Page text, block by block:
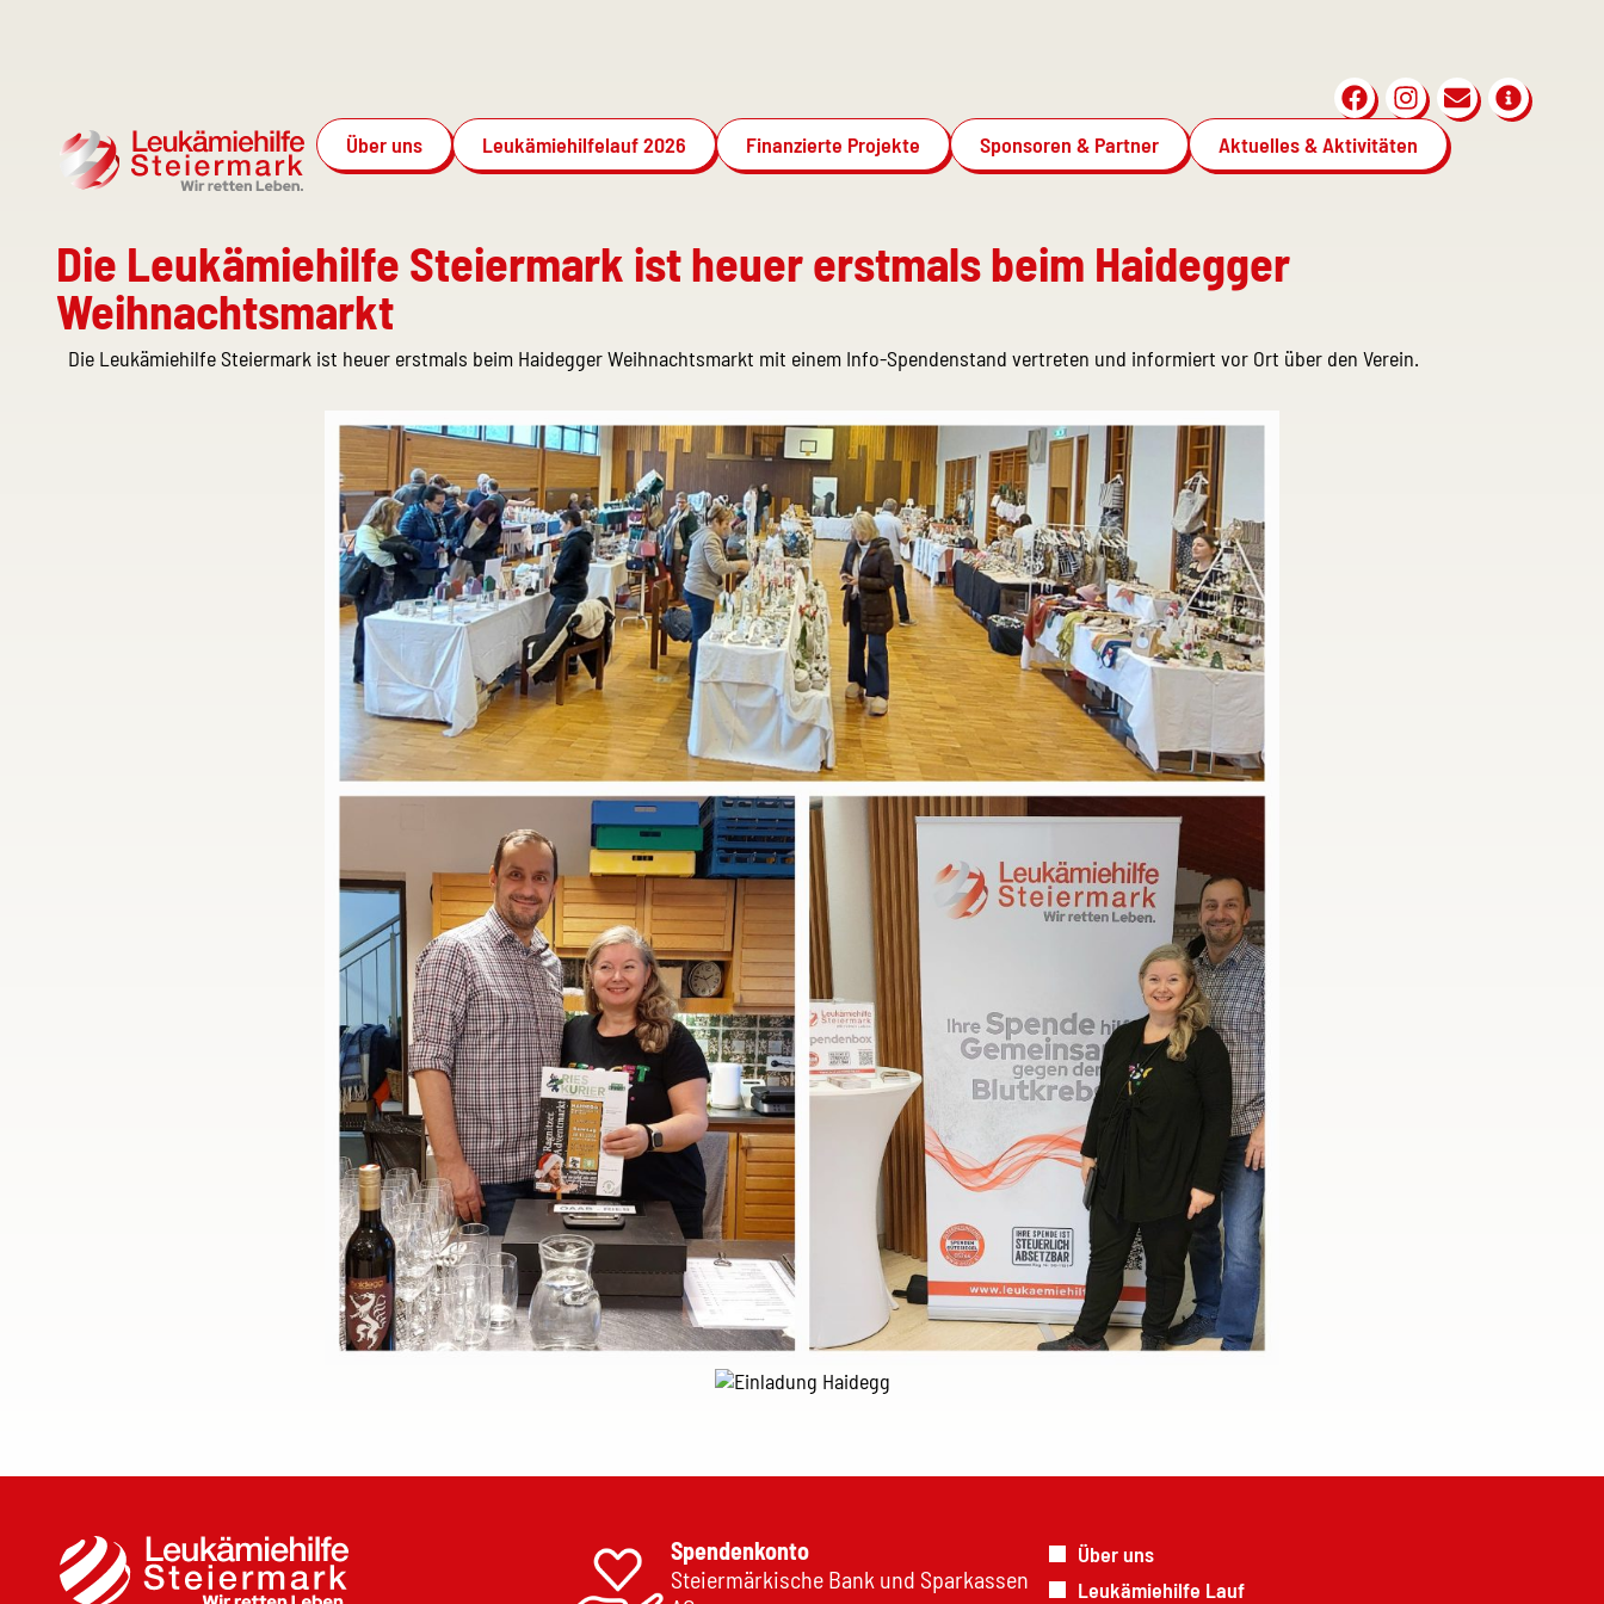
Über uns Leukämiehilfelauf 2026 Finanzierte Projekte Sponsoren & Partner Aktuelles & Aktivitäten
Die Leukämiehilfe Steiermark ist heuer erstmals beim Haidegger
Weihnachtsmarkt
Die Leukämiehilfe Steiermark ist heuer erstmals beim Haidegger Weihnachtsmarkt mit einem Info-Spendenstand vertreten und informiert vor Ort über den Verein.
Spendenkonto
Steiermärkische Bank und Sparkassen
Über uns
Leukämiehilfe Lauf